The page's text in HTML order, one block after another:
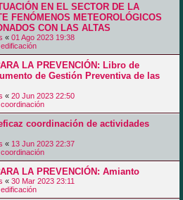
EN EL SECTOR DE LA
FENÓMENOS METEOROLÓGICOS
CON LAS ALTAS
« 01 Ago 2023 19:38
LA PREVENCIÓN: Libro de
de Gestión Preventiva de las
« 20 Jun 2023 22:50
coordinación de actividades
« 13 Jun 2023 22:37
LA PREVENCIÓN: Amianto
« 30 Mar 2023 23:11